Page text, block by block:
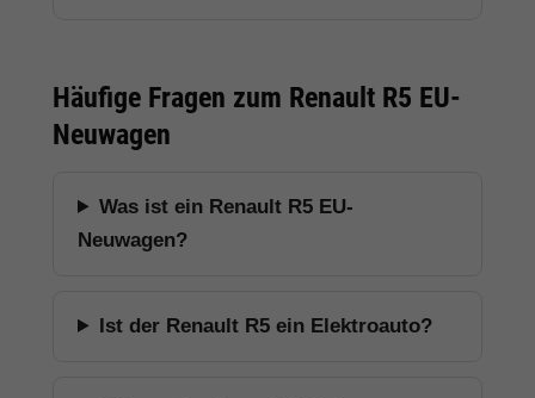
Häufige Fragen zum Renault R5 EU-
Neuwagen
Was ist ein Renault R5 EU-
Neuwagen?
Ist der Renault R5 ein Elektroauto?